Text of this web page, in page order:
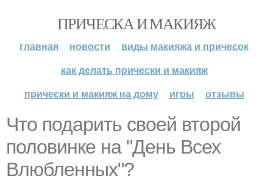
ПРИЧЕСКА И МАКИЯЖ
главная новости
виды макияжа и причесок
как делать прически и макияж
прически и макияж на дому
игры отзывы
Что подарить своей второй
половинке на "День Всех
Влюбленных"?